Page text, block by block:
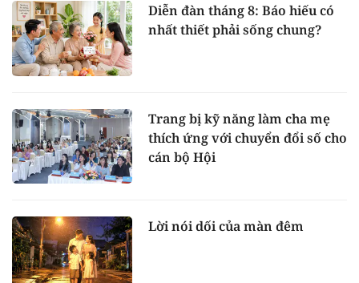
Diễn đàn tháng 8: Báo hiếu có
nhất thiết phải sống chung?
Trang bị kỹ năng làm cha mẹ
thích ứng với chuyển đổi số cho
cán bộ Hội
Lời nói dối của màn đêm